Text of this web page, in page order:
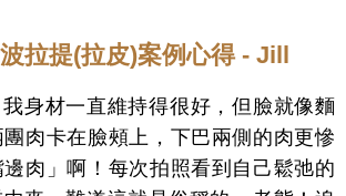
拉提(拉皮)案例心得 - Jill
身材一直維持得很好，但臉就像麵
肉卡在臉頰上，下巴兩側的肉更慘
肉」啊！每次拍照看到自己鬆弛的